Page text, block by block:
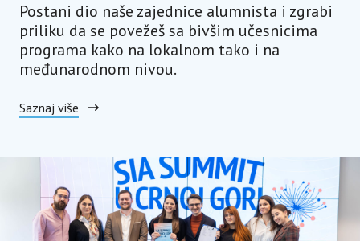
Postani dio naše zajednice alumnista i zgrabi
priliku da se povežeš sa bivšim učesnicima
programa kako na lokalnom tako i na
međunarodnom nivou.
Saznaj više